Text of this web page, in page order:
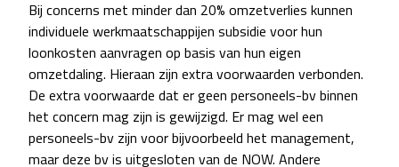
Bij concerns met minder dan 20% omzetverlies kunnen
individuele werkmaatschappijen subsidie voor hun
loonkosten aanvragen op basis van hun eigen
omzetdaling. Hieraan zijn extra voorwaarden verbonden.
De extra voorwaarde dat er geen personeels-bv binnen
het concern mag zijn is gewijzigd. Er mag wel een
personeels-bv zijn voor bijvoorbeeld het management,
maar deze bv is uitgesloten van de NOW. Andere